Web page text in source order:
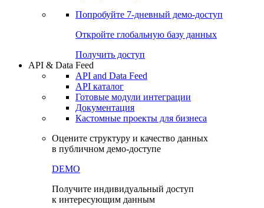
Попробуйте 7-дневный демо-доступ
Откройте глобальную базу данных
Получить доступ
API & Data Feed
API and Data Feed
API каталог
Готовые модули интеграции
Документация
Кастомные проекты для бизнеса
Оцените структуру и качество данных
в публичном демо-доступе
DEMO
Получите индивидуальный доступ
к интересующим данным